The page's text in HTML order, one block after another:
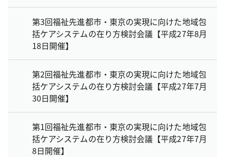
第3回福祉先進都市・東京の実現に向けた地域包
括ケアシステムの在り方検討会議【平成27年8月
18日開催】
第2回福祉先進都市・東京の実現に向けた地域包
括ケアシステムの在り方検討会議【平成27年7月
30日開催】
第1回福祉先進都市・東京の実現に向けた地域包
括ケアシステムの在り方検討会議【平成27年7月
8日開催】